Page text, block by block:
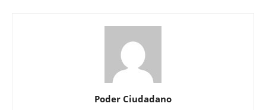
Poder Ciudadano